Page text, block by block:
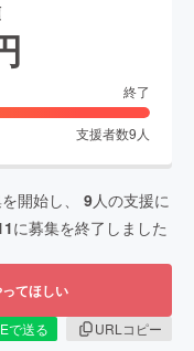
終了
支援者数9人
開始し、 9人の支援に
に募集を終了しました
てほしい
で送る
URLコピー